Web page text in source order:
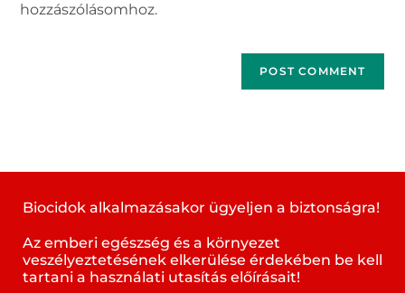
hozzászólásomhoz.
Biocidok alkalmazásakor ügyeljen a biztonságra!
Az emberi egészség és a környezet
veszélyeztetésének elkerülése érdekében be kell
tartani a használati utasítás előírásait!